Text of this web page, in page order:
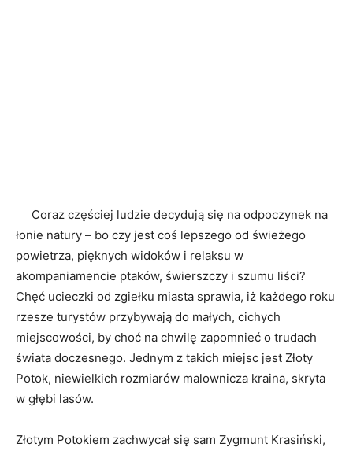
Coraz częściej ludzie decydują się na odpoczynek na
łonie natury – bo czy jest coś lepszego od świeżego
powietrza, pięknych widoków i relaksu w
akompaniamencie ptaków, świerszczy i szumu liści?
Chęć ucieczki od zgiełku miasta sprawia, iż każdego roku
rzesze turystów przybywają do małych, cichych
miejscowości, by choć na chwilę zapomnieć o trudach
świata doczesnego. Jednym z takich miejsc jest Złoty
Potok, niewielkich rozmiarów malownicza kraina, skryta
w głębi lasów.
Złotym Potokiem zachwycał się sam Zygmunt Krasiński,